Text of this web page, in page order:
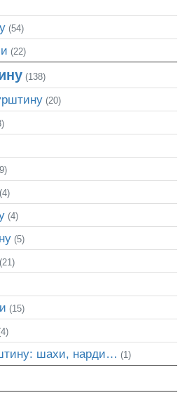
(54)
(22)
(138)
(20)
(4)
(4)
(5)
(21)
(15)
шахи, нарди… (1)